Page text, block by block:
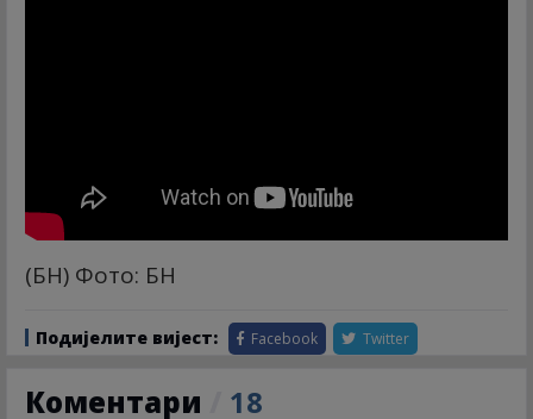
(БН) Фото: БН
Подијелите вијест: Facebook Twitter
Коментари 18